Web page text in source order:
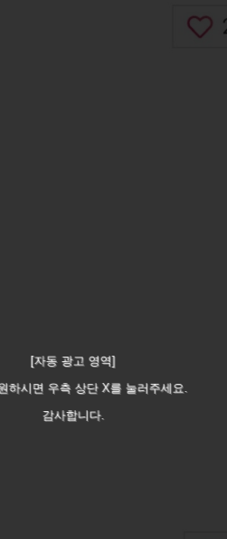
[자동 광고 영역]
하시면 우측 상단 X를 눌러주세요.
감사합니다.